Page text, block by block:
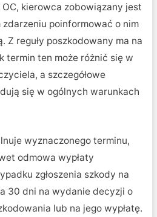
kierowca zobowiązany jest
zdarzeniu poinformować o nim
Z reguły poszkodowany ma na
termin ten może różnić się w
a szczegółowe
się w ogólnych warunkach
wyznaczonego terminu,
odmowa wypłaty
zgłoszenia szkody na
30 dni na wydanie decyzji o
lub na jego wypłatę.